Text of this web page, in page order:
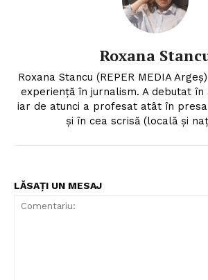
Roxana
Roxana Stancu (REPER MEDIA
experiență în jurnalism. A debutat în
iar de atunci a profesat atât în presa
și în cea scrisă (locală și
LĂSAȚI UN MESAJ